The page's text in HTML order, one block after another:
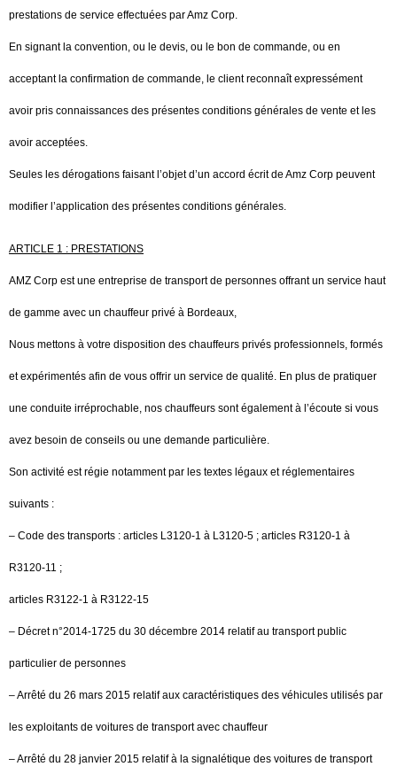
prestations de service effectuées par Amz Corp.
En signant la convention, ou le devis, ou le bon de commande, ou en
acceptant la confirmation de commande, le client reconnaît expressément
avoir pris connaissances des présentes conditions générales de vente et les
avoir acceptées.
Seules les dérogations faisant l’objet d’un accord écrit de Amz Corp peuvent
modifier l’application des présentes conditions générales.
ARTICLE 1 : PRESTATIONS
AMZ Corp est une entreprise de transport de personnes offrant un service haut
de gamme avec un chauffeur privé à Bordeaux,
Nous mettons à votre disposition des chauffeurs privés professionnels, formés
et expérimentés afin de vous offrir un service de qualité. En plus de pratiquer
une conduite irréprochable, nos chauffeurs sont également à l’écoute si vous
avez besoin de conseils ou une demande particulière.
Son activité est régie notamment par les textes légaux et réglementaires
suivants :
– Code des transports : articles L3120-1 à L3120-5 ; articles R3120-1 à
R3120-11 ;
articles R3122-1 à R3122-15
– Décret n°2014-1725 du 30 décembre 2014 relatif au transport public
particulier de personnes
– Arrêté du 26 mars 2015 relatif aux caractéristiques des véhicules utilisés par
les exploitants de voitures de transport avec chauffeur
– Arrêté du 28 janvier 2015 relatif à la signalétique des voitures de transport